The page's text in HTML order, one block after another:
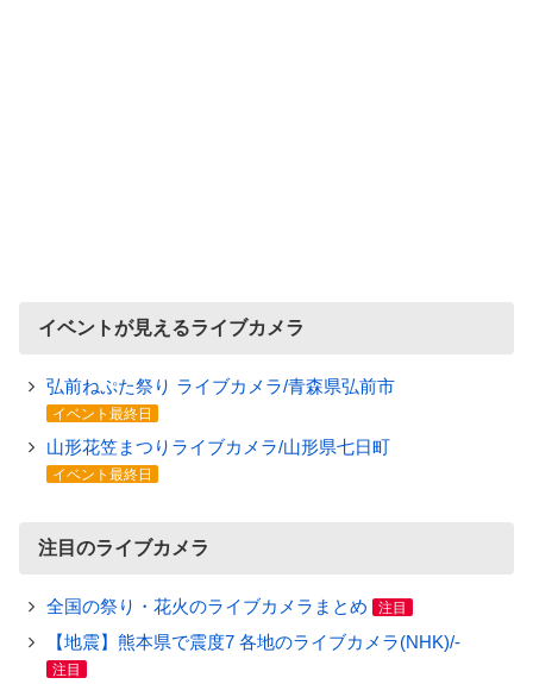
イベントが見えるライブカメラ
弘前ねぷた祭り ライブカメラ/青森県弘前市
イベント最終日
山形花笠まつりライブカメラ/山形県七日町
イベント最終日
注目のライブカメラ
全国の祭り・花火のライブカメラまとめ 注目
【地震】熊本県で震度7 各地のライブカメラ(NHK)/-
注目